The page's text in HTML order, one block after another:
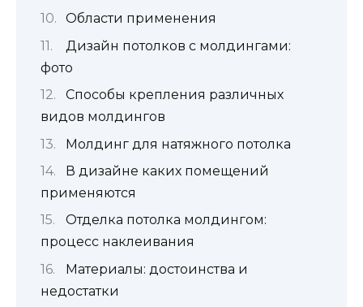
Области применения
Дизайн потолков с молдингами:
фото
Способы крепления различных
видов молдингов
Молдинг для натяжного потолка
В дизайне каких помещений
применяются
Отделка потолка молдингом:
процесс наклеивания
Материалы: достоинства и
недостатки